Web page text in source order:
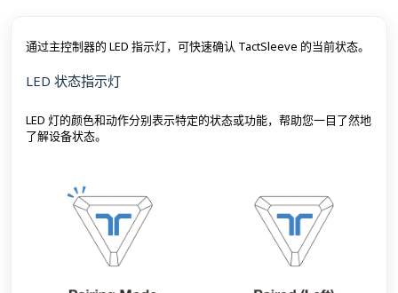
通过主控制器的 LED 指示灯，可快速确认 TactSleeve 的当前状态。
LED 状态指示灯
LED 灯的颜色和动作分别表示特定的状态或功能，帮助您一目了然地
了解设备状态。